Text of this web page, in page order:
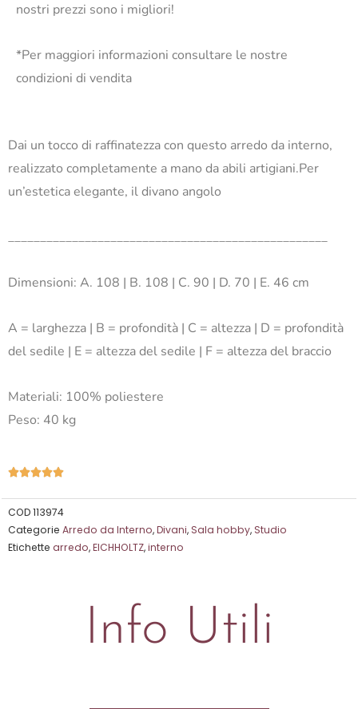
nostri prezzi sono i migliori!
*Per maggiori informazioni consultare le nostre
condizioni di vendita
Dai un tocco di raffinatezza con questo arredo da interno,
realizzato completamente a mano da abili artigiani.Per
un’estetica elegante, il divano angolo
__________________________________________________
Dimensioni: A. 108 | B. 108 | C. 90 | D. 70 | E. 46 cm
A = larghezza | B = profondità | C = altezza | D = profondità
del sedile | E = altezza del sedile | F = altezza del braccio
Materiali: 100% poliestere
Peso: 40 kg
Valutazione
su
5
COD113974
Categorie Arredo da Interno,Divani,Sala hobby,Studio
Etichette arredo,EICHHOLTZ,interno
Info Utili